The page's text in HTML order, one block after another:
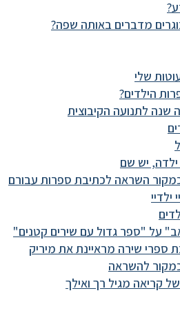
מדברים באותה שפה?
שלי
הילדים?
שנה לתנועה הקיבוצית
יש שם
השראה לכתיבת ספרות עבורם
על "ספר גדול עם שירים קטנים"
ספרי שירה מראיינת את מיריק
להשראה
קריאה מגיל רך ואילך